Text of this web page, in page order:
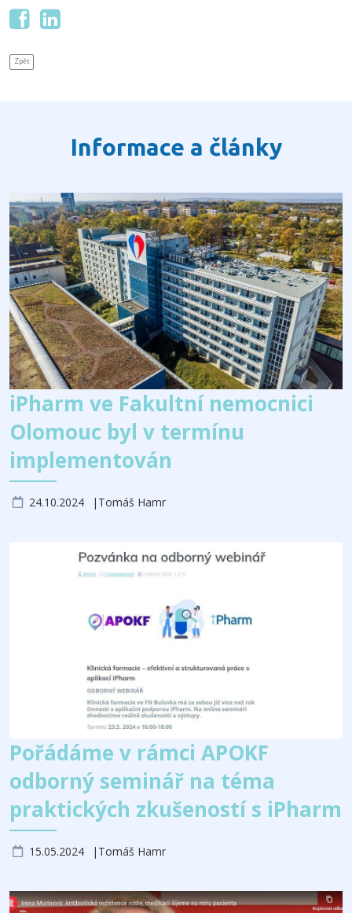
Zpět
Informace a články
iPharm ve Fakultní nemocnici
Olomouc byl v termínu
implementován
24.10.2024 Tomáš Hamr
Pořádáme v rámci APOKF
odborný seminář na téma
praktických zkušeností s iPharm
15.05.2024 Tomáš Hamr